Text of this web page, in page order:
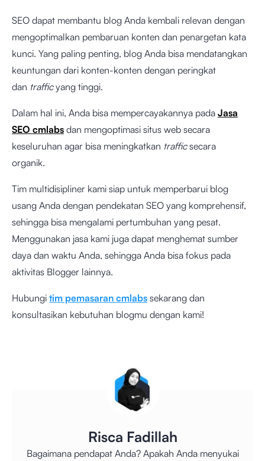
SEO dapat membantu blog Anda kembali relevan dengan
mengoptimalkan pembaruan konten dan penargetan kata
kunci. Yang paling penting, blog Anda bisa mendatangkan
keuntungan dari konten-konten dengan peringkat
dan trafficyang tinggi.
Dalam hal ini, Anda bisa mempercayakannya pada Jasa
SEO cmlabs dan mengoptimasi situs web secara
keseluruhan agar bisa meningkatkan trafficsecara
organik.
Tim multidisipliner kami siap untuk memperbarui blog
usang Anda dengan pendekatan SEO yang komprehensif,
sehingga bisa mengalami pertumbuhan yang pesat.
Menggunakan jasa kami juga dapat menghemat sumber
daya dan waktu Anda, sehingga Anda bisa fokus pada
aktivitas Blogger lainnya.
Hubungi tim pemasaran cmlabs sekarang dan
konsultasikan kebutuhan blogmu dengan kami!
Risca Fadillah
Bagaimana pendapat Anda? Apakah Anda menyukai